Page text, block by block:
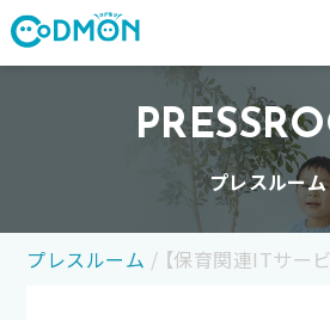
プレスルーム
プレスルーム / 【保育関連ITサ